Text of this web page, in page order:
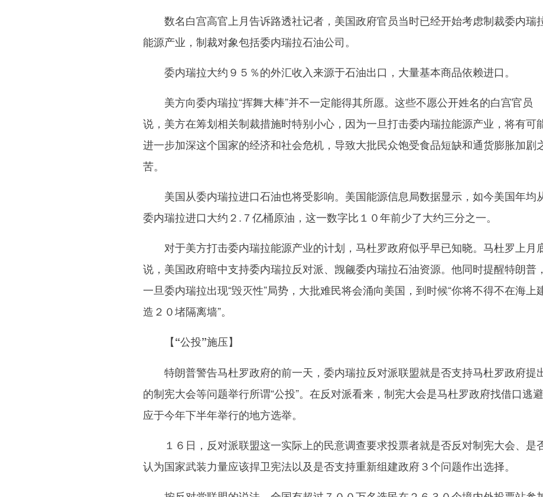
数名白宫高官上月告诉路透社记者，美国政府官员当时已经开始考虑制裁委内瑞
能源产业，制裁对象包括委内瑞拉石油公司。
委内瑞拉大约９５％的外汇收入来源于石油出口，大量基本商品依赖进口。
美方向委内瑞拉“挥舞大棒”并不一定能得其所愿。这些不愿公开姓名的白宫官员
说，美方在筹划相关制裁措施时特别小心，因为一旦打击委内瑞拉能源产业，将有可
进一步加深这个国家的经济和社会危机，导致大批民众饱受食品短缺和通货膨胀加剧
苦。
美国从委内瑞拉进口石油也将受影响。美国能源信息局数据显示，如今美国年均
委内瑞拉进口大约２.７亿桶原油，这一数字比１０年前少了大约三分之一。
对于美方打击委内瑞拉能源产业的计划，马杜罗政府似乎早已知晓。马杜罗上月
说，美国政府暗中支持委内瑞拉反对派、觊觎委内瑞拉石油资源。他同时提醒特朗普，
一旦委内瑞拉出现“毁灭性”局势，大批难民将会涌向美国，到时候“你将不得不在海上
造２０堵隔离墙”。
【“公投”施压】
特朗普警告马杜罗政府的前一天，委内瑞拉反对派联盟就是否支持马杜罗政府提
的制宪大会等问题举行所谓“公投”。在反对派看来，制宪大会是马杜罗政府找借口逃避
应于今年下半年举行的地方选举。
１６日，反对派联盟这一实际上的民意调查要求投票者就是否反对制宪大会、是
认为国家武装力量应该捍卫宪法以及是否支持重新组建政府３个问题作出选择。